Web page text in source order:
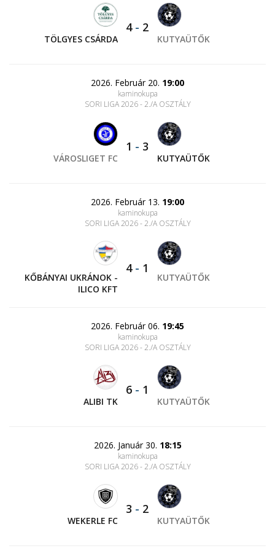
TÖLGYES CSÁRDA
4- 2
KUTYAÜTŐK
2026. Február 20. 19:00
kaminokupa
SORI LIGA 2026 - 2./A OSZTÁLY
VÁROSLIGET FC
1 - 3
KUTYAÜTŐK
2026. Február 13. 19:00
kaminokupa
SORI LIGA 2026 - 2./A OSZTÁLY
KŐBÁNYAI UKRÁNOK -
ILICO KFT
4- 1
KUTYAÜTŐK
2026. Február 06. 19:45
kaminokupa
SORI LIGA 2026 - 2./A OSZTÁLY
ALIBI TK
6 - 1
KUTYAÜTŐK
2026. Január 30. 18:15
kaminokupa
SORI LIGA 2026 - 2./A OSZTÁLY
WEKERLE FC
3 - 2
KUTYAÜTŐK